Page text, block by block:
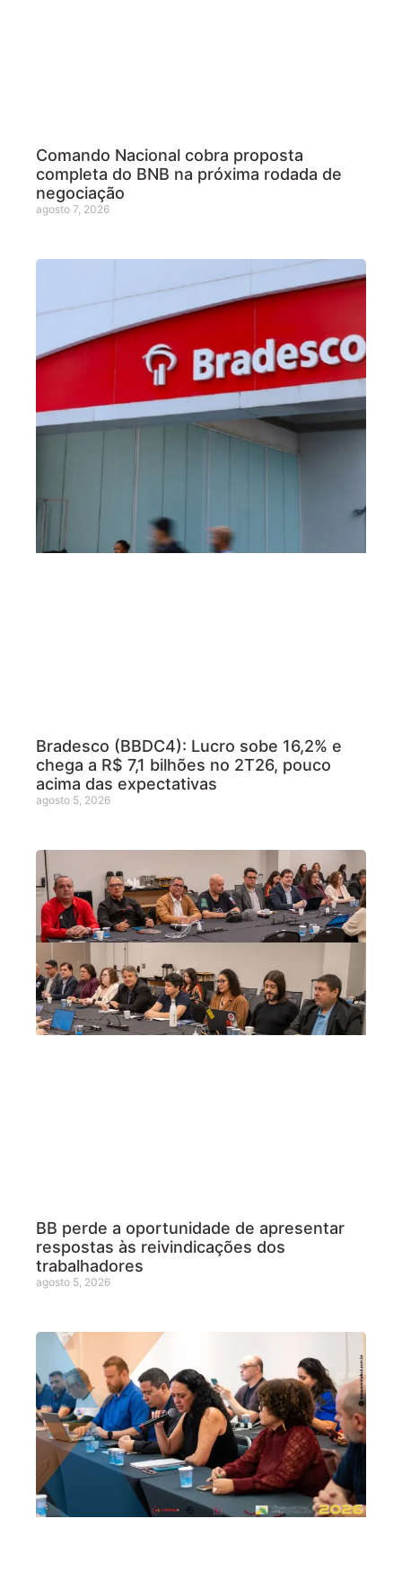
Comando Nacional cobra proposta
completa do BNB na próxima rodada de
negociação
agosto 7, 2026
Bradesco (BBDC4): Lucro sobe 16,2% e
chega a R$ 7,1 bilhões no 2T26, pouco
acima das expectativas
agosto 5, 2026
BB perde a oportunidade de apresentar
respostas às reivindicações dos
trabalhadores
agosto 5, 2026